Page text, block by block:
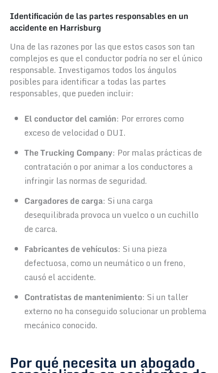
Identificación de las partes responsables en un
accidente en Harrisburg
Una de las razones por las que estos casos son tan
complejos es que el conductor podría no ser el único
responsable. Investigamos todos los ángulos
posibles para identificar a todas las partes
responsables, que pueden incluir:
El conductor del camión: Por errores como
exceso de velocidad o DUI.
The Trucking Company: Por malas prácticas de
contratación o por animar a los conductores a
infringir las normas de seguridad.
Cargadores de carga: Si una carga
desequilibrada provoca un vuelco o un cuchillo
de carca.
Fabricantes de vehículos: Si una pieza
defectuosa, como un neumático o un freno,
causó el accidente.
Contratistas de mantenimiento: Si un taller
externo no ha conseguido solucionar un problema
mecánico conocido.
Por qué necesita un abogado